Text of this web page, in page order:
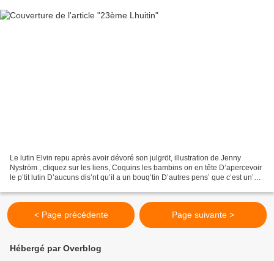
Le lutin Elvin repu après avoir dévoré son julgröt, illustration de Jenny
Nyström , cliquez sur les liens, Coquins les bambins on en tête D’apercevoir
le p’tit lutin D’aucuns dis’nt qu’il a un bouq’tin D’autres pens’ que c’est un’
< Page précédente Page suivante >
Hébergé par Overblog